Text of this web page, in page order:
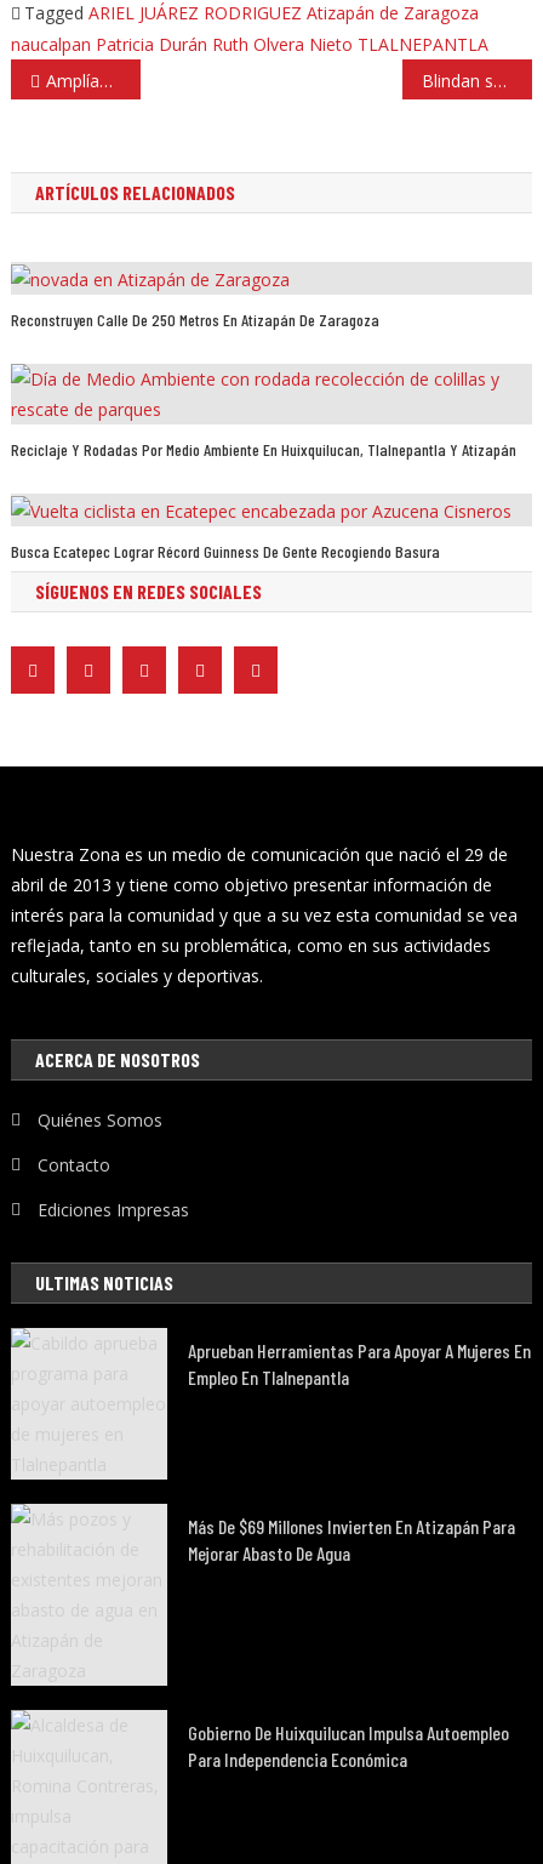
Tagged ARIEL JUÁREZ RODRIGUEZ Atizapán de Zaragoza
naucalpan Patricia Durán Ruth Olvera Nieto TLALNEPANTLA
Navegación
de
Amplían apertura de restaurantes en febrero hasta las 20 horas Blindan seguridad en Cuajimalpa y Huixquilucan
ARTÍCULOS RELACIONADOS
Reconstruyen Calle De 250 Metros En Atizapán De Zaragoza
Reciclaje Y Rodadas Por Medio Ambiente En Huixquilucan, Tlalnepantla Y Atizapán
Busca Ecatepec Lograr Récord Guinness De Gente Recogiendo Basura
SÍGUENOS EN REDES SOCIALES
Nuestra Zona es un medio de comunicación que nació el 29 de
abril de 2013 y tiene como objetivo presentar información de
interés para la comunidad y que a su vez esta comunidad se vea
reflejada, tanto en su problemática, como en sus actividades
culturales, sociales y deportivas.
ACERCA DE NOSOTROS
Quiénes Somos
Contacto
Ediciones Impresas
ULTIMAS NOTICIAS
Aprueban Herramientas Para Apoyar A Mujeres En
Empleo En Tlalnepantla
Más De $69 Millones Invierten En Atizapán Para
Mejorar Abasto De Agua
Gobierno De Huixquilucan Impulsa Autoempleo
Para Independencia Económica